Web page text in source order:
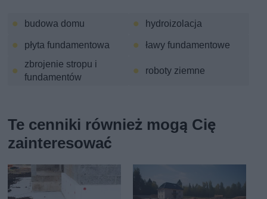
budowa domu
hydroizolacja
płyta fundamentowa
ławy fundamentowe
zbrojenie stropu i
fundamentów
roboty ziemne
Te cenniki również mogą Cię
zainteresować